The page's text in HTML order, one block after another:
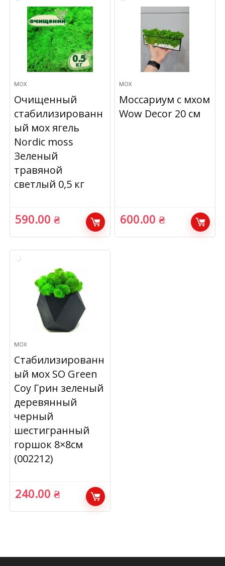
МОХ
Очищенный
стабилизированн
ый мох ягель
Nordic moss
Зеленый
травяной
светлый 0,5 кг
590.00₴
МОХ
Моссариум с мхом
Wow Decor 20 см
600.00₴
МОХ
Стабилизированн
ый мох SO Green
Соу Грин зеленый
деревянный
черный
шестигранный
горшок 8×8см
(002212)
240.00₴